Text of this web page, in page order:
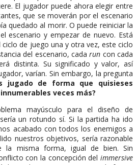
El jugador puede ahora elegir entre
que se moverán por el escenario
quedado al morir. O puede reiniciar la
escenario y empezar de nuevo. Está
de juego una y otra vez, este ciclo
del escenario, cadarun con cada
distinta. Su significado y valor, así
varían. Sin embargo, la pregunta
jugado de forma que quisieses
veces más?
mayúsculo para el diseño de
un rotundo sí. Si la partida ha ido
acabado con todos los enemigos a
nuestros objetivos, sería razonable
la misma forma, igual de bien. Sin
con la concepción del immersive